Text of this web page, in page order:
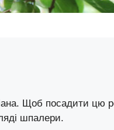
Щоб посадити цю
шпалери.